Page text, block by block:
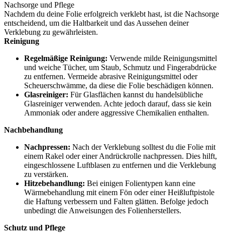
Nachsorge und Pflege
Nachdem du deine Folie erfolgreich verklebt hast, ist die Nachsorge
entscheidend, um die Haltbarkeit und das Aussehen deiner
Verklebung zu gewährleisten.
Reinigung
Regelmäßige Reinigung: Verwende milde Reinigungsmittel
und weiche Tücher, um Staub, Schmutz und Fingerabdrücke
zu entfernen. Vermeide abrasive Reinigungsmittel oder
Scheuerschwämme, da diese die Folie beschädigen können.
Glasreiniger: Für Glasflächen kannst du handelsübliche
Glasreiniger verwenden. Achte jedoch darauf, dass sie kein
Ammoniak oder andere aggressive Chemikalien enthalten.
Nachbehandlung
Nachpressen: Nach der Verklebung solltest du die Folie mit
einem Rakel oder einer Andrückrolle nachpressen. Dies hilft,
eingeschlossene Luftblasen zu entfernen und die Verklebung
zu verstärken.
Hitzebehandlung: Bei einigen Folientypen kann eine
Wärmebehandlung mit einem Fön oder einer Heißluftpistole
die Haftung verbessern und Falten glätten. Befolge jedoch
unbedingt die Anweisungen des Folienherstellers.
Schutz und Pflege